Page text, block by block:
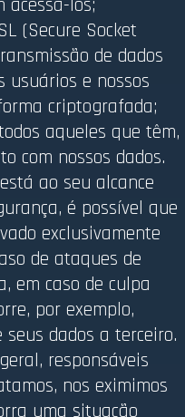
acessá-los;
(Secure Socket
de dados
usuários e nossos
criptografada;
aqueles que têm,
com nossos dados.
ao seu alcance
é possível que
exclusivamente
de ataques de
em caso de culpa
por exemplo,
dados a terceiro.
responsáveis
nos eximimos
uma situação